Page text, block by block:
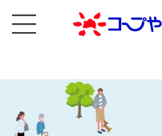
コープやまぐち お買い物・サー